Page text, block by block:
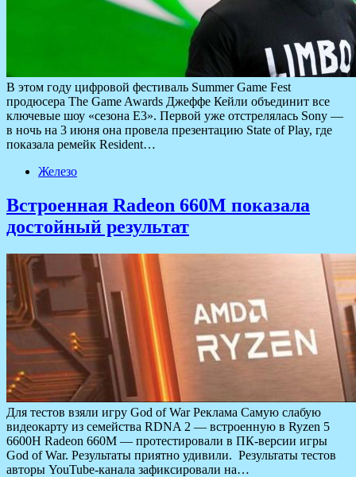
В этом году цифровой фестиваль Summer Game Fest
продюсера The Game Awards Джеффе Кейли объединит все
ключевые шоу «сезона E3». Первой уже отстрелялась Sony —
в ночь на 3 июня она провела презентацию State of Play, где
показала ремейк Resident…
Железо
Встроенная Radeon 660M показала
достойный результат
Для тестов взяли игру God of War Реклама Самую слабую
видеокарту из семейства RDNA 2 — встроенную в Ryzen 5
6600H Radeon 660M — протестировали в ПК-версии игры
God of War. Результаты приятно удивили. Результаты тестов
авторы YouTube-канала зафиксировали на…